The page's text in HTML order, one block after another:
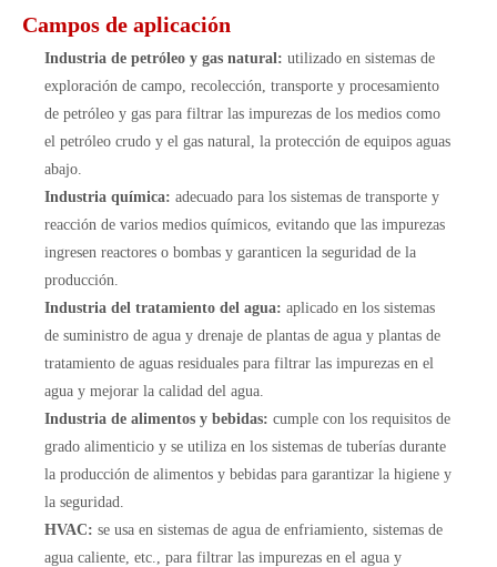
Campos de aplicación
Industria de petróleo y gas natural: utilizado en sistemas de
exploración de campo, recolección, transporte y procesamiento
de petróleo y gas para filtrar las impurezas de los medios como
el petróleo crudo y el gas natural, la protección de equipos aguas
abajo.
Industria química: adecuado para los sistemas de transporte y
reacción de varios medios químicos, evitando que las impurezas
ingresen reactores o bombas y garanticen la seguridad de la
producción.
Industria del tratamiento del agua: aplicado en los sistemas
de suministro de agua y drenaje de plantas de agua y plantas de
tratamiento de aguas residuales para filtrar las impurezas en el
agua y mejorar la calidad del agua.
Industria de alimentos y bebidas: cumple con los requisitos de
grado alimenticio y se utiliza en los sistemas de tuberías durante
la producción de alimentos y bebidas para garantizar la higiene y
la seguridad.
HVAC: se usa en sistemas de agua de enfriamiento, sistemas de
agua caliente, etc., para filtrar las impurezas en el agua y